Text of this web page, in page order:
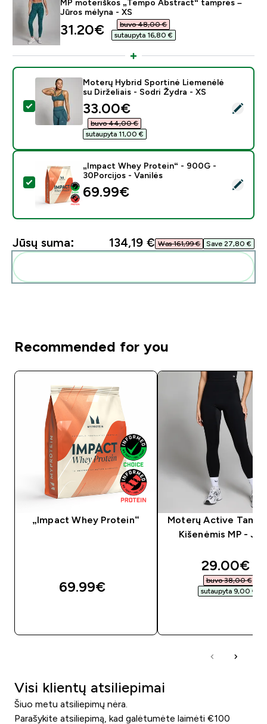
MP moteriškos „Tempo Abstract“ tamprės –
Jūros mėlyna - XS
discounted price
31.20€‎
buvo 48,00 €‎
sutaupyta 16,80 €‎
Pasirinkti šį produktą - Moterų Hybrid Sportinė
Moterų Hybrid Sportinė Liemenėlė
su Dirželiais - Sodri Žydra - XS
discounted price
33.00€‎
buvo 44,00 €‎
sutaupyta 11,00 €‎
Pasirinkti šį produktą - „Impact Whey Protein“ -
„Impact Whey Protein“ - 900G -
30Porcijos - Vanilės
69.99€‎
Jūsų suma: 134,19 €‎ Was 161,99 €‎ Save 27,80 €‎
Recommended for you
„Impact Whey Protein“
69.99€‎
Moterų Active
Kišenėmis MP -
29.00€‎
buvo 38,00 €‎
sutaupyta 9,00 €‎
Visi klientų atsiliepimai
Šiuo metu atsiliepimų nėra.
Parašykite atsiliepimą, kad galėtumėte laimėti €100